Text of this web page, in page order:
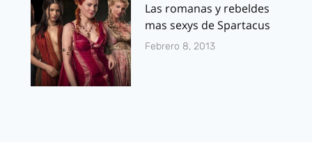
Las romanas y rebeldes
mas sexys de Spartacus
Febrero 8, 2013